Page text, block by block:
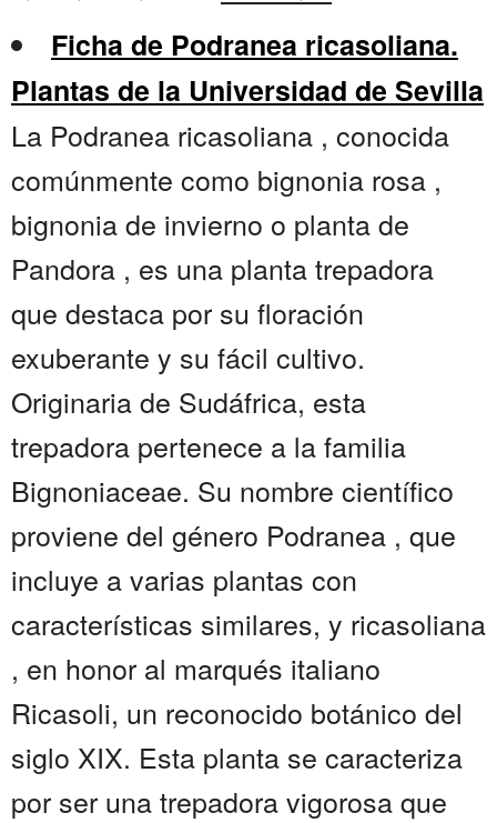
Ficha de Podranea ricasoliana.
Plantas de la Universidad de Sevilla
La Podranea ricasoliana , conocida
comúnmente como bignonia rosa ,
bignonia de invierno o planta de
Pandora , es una planta trepadora
que destaca por su floración
exuberante y su fácil cultivo.
Originaria de Sudáfrica, esta
trepadora pertenece a la familia
Bignoniaceae. Su nombre científico
proviene del género Podranea , que
incluye a varias plantas con
características similares, y ricasoliana
, en honor al marqués italiano
Ricasoli, un reconocido botánico del
siglo XIX. Esta planta se caracteriza
por ser una trepadora vigorosa que